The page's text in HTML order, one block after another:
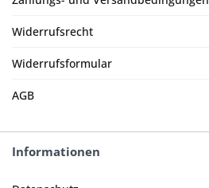
Widerrufsrecht
Widerrufsformular
AGB
Informationen